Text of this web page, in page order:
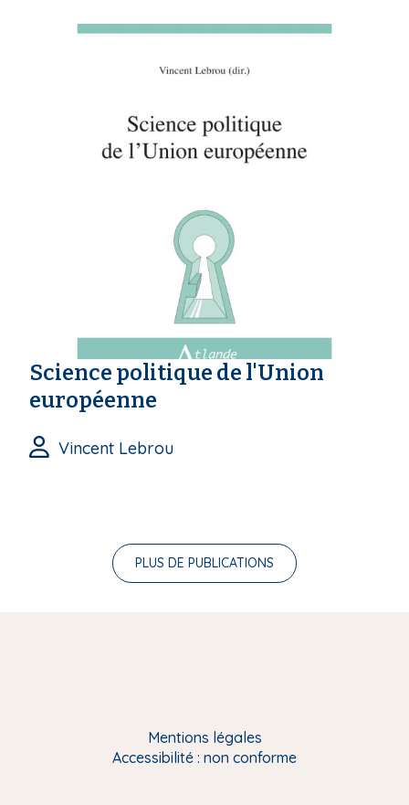
Science politique de l'Union
européenne
Vincent Lebrou
PLUS DE PUBLICATIONS
Mentions légales
Accessibilité : non conforme